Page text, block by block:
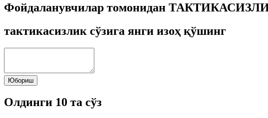
Фойдаланувчилар томонидан
тактикасизлик сўзига янги изоҳ қўшинг
Юбориш
Олдинги 10 та сўз